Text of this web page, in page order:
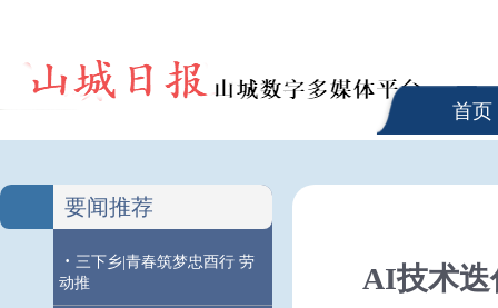
首页
要闻推荐
· 三下乡|青春筑梦忠酉行 劳
动推
AI技术迭